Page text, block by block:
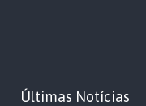
Últimas Notícias